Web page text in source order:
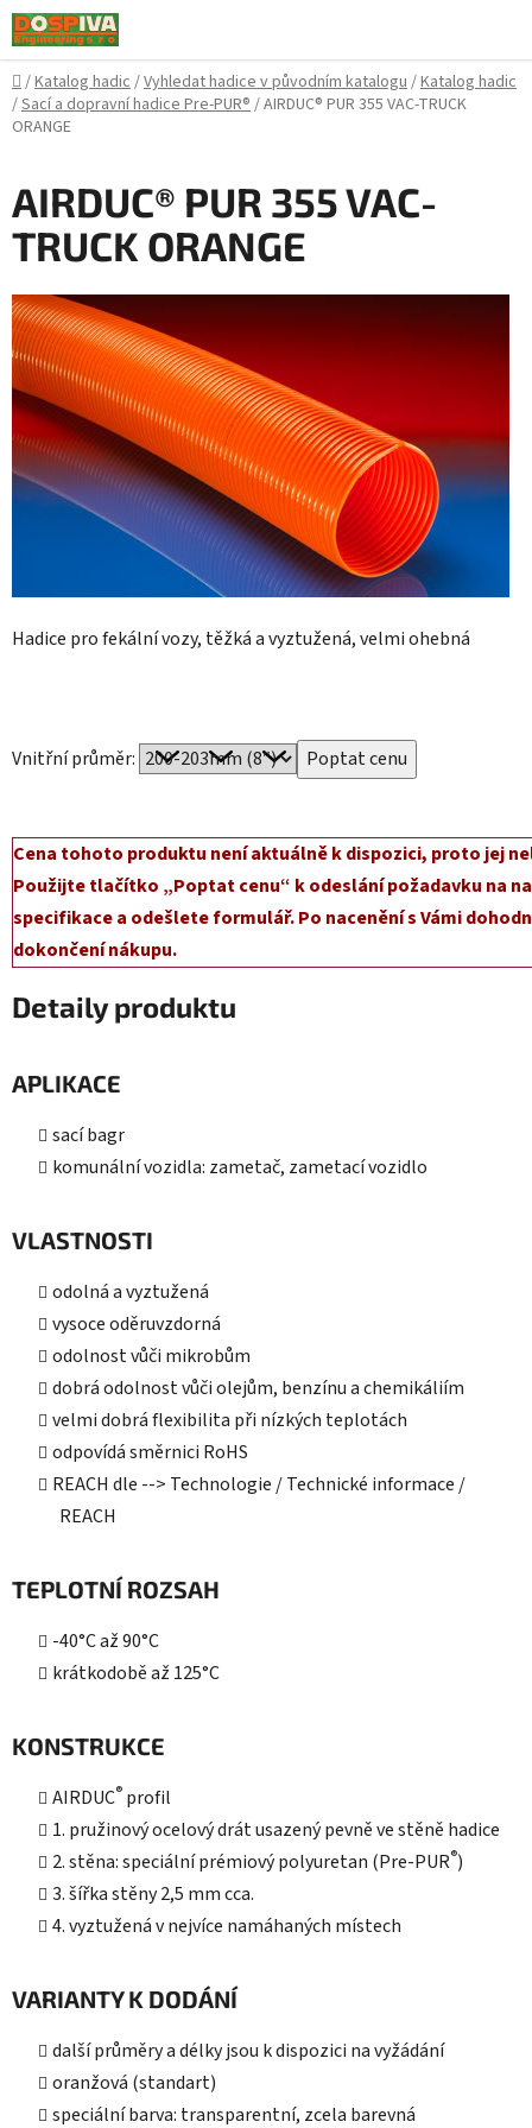
Přejít
na
obsah
Domů
/Katalog hadic/Vyhledat hadice v původním katalogu/Katalog hadic
/Sací a dopravní hadice Pre-PUR®/AIRDUC® PUR 355 VAC-TRUCK
ORANGE
AIRDUC® PUR 355 VAC-
TRUCK ORANGE
Hadice pro fekální vozy, těžká a vyztužená, velmi ohebná
Vnitřní průměr:
Cena tohoto produktu není aktuálně k dispozici, proto jej
Použijte tlačítko „Poptat cenu“ k odeslání požadavku na
specifikace a odešlete formulář. Po nacenění s Vámi
dokončení nákupu.
Detaily produktu
APLIKACE
sací bagr
komunální vozidla: zametač, zametací vozidlo
VLASTNOSTI
odolná a vyztužená
vysoce oděruvzdorná
odolnost vůči mikrobům
dobrá odolnost vůči olejům, benzínu a chemikáliím
velmi dobrá flexibilita při nízkých teplotách
odpovídá směrnici RoHS
REACH dle --> Technologie / Technické informace /
REACH
TEPLOTNÍ ROZSAH
-40°C až 90°C
krátkodobě až 125°C
KONSTRUKCE
AIRDUC® profil
1. pružinový ocelový drát usazený pevně ve stěně hadice
2. stěna: speciální prémiový polyuretan (Pre-PUR®)
3. šířka stěny 2,5 mm cca.
4. vyztužená v nejvíce namáhaných místech
VARIANTY K DODÁNÍ
další průměry a délky jsou k dispozici na vyžádání
oranžová (standart)
speciální barva: transparentní, zcela barevná